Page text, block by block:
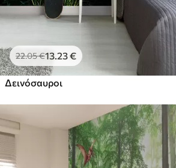
22.05€13 .23€
Δεινόσαυροι